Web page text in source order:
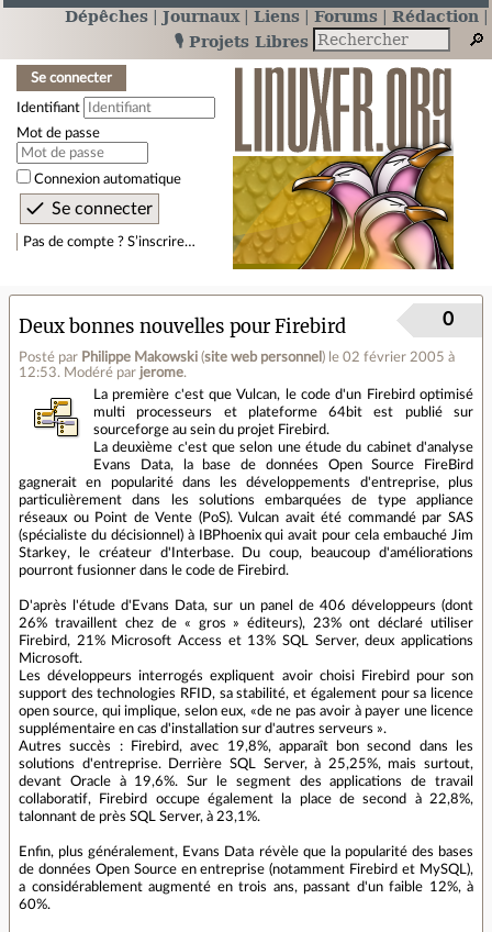
Dépêches Journaux Liens Forums
Rédaction
🎙️ Projets Libres
Se connecter
Identifiant
Mot de passe
Connexion automatique
Pas de compte ? S’inscrire…
Deux bonnes nouvelles pour Firebird
Posté par Philippe Makowski (site web personnel ) le 02 février 2005 à
12:53. Modéré par jerome.
0
La première c'est que Vulcan, le code d'un Firebird optimisé
multi processeurs et plateforme 64bit est publié sur
sourceforge au sein du projet Firebird.
La deuxième c'est que selon une étude du cabinet d'analyse
Evans Data, la base de données Open Source FireBird
gagnerait en popularité dans les développements d'entreprise, plus
particulièrement dans les solutions embarquées de type appliance
réseaux ou Point de Vente (PoS). Vulcan avait été commandé par SAS
(spécialiste du décisionnel) à IBPhoenix qui avait pour cela embauché Jim
Starkey, le créateur d'Interbase. Du coup, beaucoup d'améliorations
pourront fusionner dans le code de Firebird.
D'après l'étude d'Evans Data, sur un panel de 406 développeurs (dont
26% travaillent chez de « gros » éditeurs), 23% ont déclaré utiliser
Firebird, 21% Microsoft Access et 13% SQL Server, deux applications
Microsoft.
Les développeurs interrogés expliquent avoir choisi Firebird pour son
support des technologies RFID, sa stabilité, et également pour sa licence
open source, qui implique, selon eux, «de ne pas avoir à payer une licence
supplémentaire en cas d'installation sur d'autres serveurs ».
Autres succès : Firebird, avec 19,8%, apparaît bon second dans les
solutions d'entreprise. Derrière SQL Server, à 25,25%, mais surtout,
devant Oracle à 19,6%. Sur le segment des applications de travail
collaboratif, Firebird occupe également la place de second à 22,8%,
talonnant de près SQL Server, à 23,1%.
Enfin, plus généralement, Evans Data révèle que la popularité des bases
de données Open Source en entreprise (notamment Firebird et MySQL),
a considérablement augmenté en trois ans, passant d'un faible 12%, à
60%.